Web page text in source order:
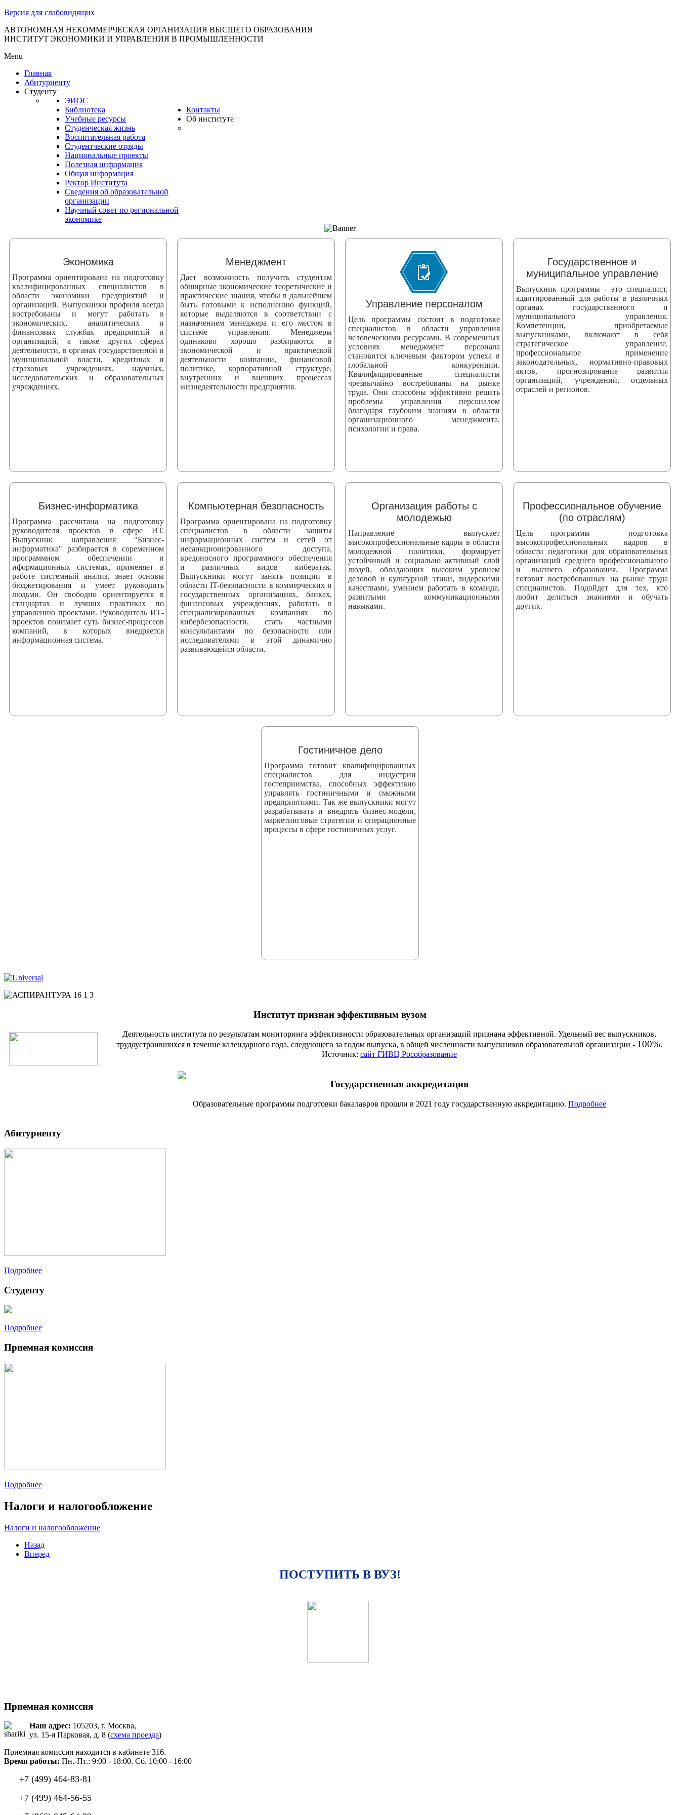
Версия для слабовидящих
АВТОНОМНАЯ НЕКОММЕРЧЕСКАЯ ОРГАНИЗАЦИЯ ВЫСШЕГО ОБРАЗОВАНИЯ
ИНСТИТУТ ЭКОНОМИКИ И УПРАВЛЕНИЯ В ПРОМЫШЛЕННОСТИ
Menu
Главная
Абитуриенту
Студенту
ЭИОС
Библиотека
Учебные ресурсы
Студенческая жизнь
Воспитательная работа
Студентческие отряды
Национальные проекты
Полезная информация
Контакты
Об институте
Общая информация
Ректор Института
Сведения об образовательной
организации
Научный совет по региональной
экономике
Экономика
Программа ориентирована на подготовку
квалифицированных специалистов в
области экономики предприятий и
организаций. Выпускники профиля всегда
востребованы и могут работать в
экономических, аналитических и
финансовых службах предприятий и
организаций, а также других сферах
деятельности, в органах государственной и
муниципальной власти, кредитных и
страховых учреждениях, научных,
исследовательских и образовательных
учреждениях.
Менеджмент
Дает возможность получить студентам
обширные экономические теоретические и
практические знания, чтобы в дальнейшем
быть готовыми к исполнению функций,
которые выделяются в соответствии с
назначением менеджера и его местом в
системе управления. Менеджеры
одинаково хорошо разбираются в
экономической и практической
деятельности компании, финансовой
политике, корпоративной структуре,
внутренних и внешних процессах
жизнедеятельности предприятия.
Управление персоналом
Цель программы состоит в подготовке
специалистов в области управления
человеческими ресурсами. В современных
условиях менеджмент персонала
становится ключевым фактором успеха в
глобальной конкуренции.
Квалифицированные специалисты
чрезвычайно востребованы на рынке
труда. Они способны эффективно решать
проблемы управления персоналом
благодаря глубоким знаниям в области
организационного менеджмента,
психологии и права.
Государственное и
муниципальное управление
Выпускник программы - это специалист,
адаптированный для работы в различных
органах государственного и
муниципального управления.
Компетенции, приобретаемые
выпускниками, включают в себя
стратегическое управление,
профессиональное применение
законодательных, нормативно-правовых
актов, прогнозирование развития
организаций, учреждений, отдельных
отраслей и регионов.
Бизнес-информатика
Программа рассчитана на подготовку
руководителя проектов в сфере ИТ.
Выпускник направления "Бизнес-
информатика" разбирается в соременном
программном обеспечении и
иформационных системах, применяет в
работе системный анализ, знает основы
бюджетирования и умеет руководить
людьми. Он свободно ориентируется в
стандартах и лучших практиках по
управлению проектами. Руководитель ИТ-
проектов понимает суть бизнес-процессов
компаний, в которых внедряется
информационная система.
Компьютерная безопасность
Программа ориентирована на подготовку
специалистов в области защиты
информационных систем и сетей от
несанкционированного доступа,
вредоносного программного обеспечения
и различных видов кибератак.
Выпускники могут занять позиции в
области IT-безопасности в коммерческих и
государственных организациях, банках,
финансовых учреждениях, работать в
специализированных компаниях по
кибербезопасности, стать частными
консультантами по безопасности или
исследователями в этой динамично
развивающейся области.
Организация работы с
молодежью
Направление выпускает
высокопрофессиональные кадры в области
молодежной политики, формирует
устойчивый и социально активный слой
людей, обладающих высоким уровнем
деловой и культурной этики, лидерскими
качествами, умением работать в команде,
развитыми коммуникационными
навыками.
Профессиональное обучение
(по отраслям)
Цель программы – подготовка
высокопрофессиональных кадров в
области педагогики для образовательных
организаций среднего профессионального
и высшего образования. Программа
готовит востребованных на рынке труда
специалистов. Подойдет для тех, кто
любит делиться знаниями и обучать
других.
Гостиничное дело
Программа готовит квалифицированных
специалистов для индустрии
гостеприимства, способных эффективно
управлять гостиничными и смежными
предприятиями. Так же выпускники могут
разрабатывать и внедрять бизнес‑модели,
маркетинговые стратегии и операционные
процессы в сфере гостиничных услуг.
Институт признан эффективным вузом
Деятельность института по результатам мониторинга эффективности образовательных организаций признана эффективной. Удельный вес выпускников,
трудоустроившихся в течение календарного года, следующего за годом выпуска, в общей численности выпускников образовательной организации - 100%.
Источник: сайт ГИВЦ Рособразование
Государственная аккредитация
Образовательные программы подготовки бакалавров прошли в 2021 году государственную аккредитацию. Подробнее
Абитуриенту
Подробнее
Студенту
Подробнее
Приемная комиссия
Подробнее
Налоги и налогообложение
Налоги и налогообложение
Назад
Вперед
ПОСТУПИТЬ В ВУЗ!
Приемная комиссия
Наш адрес: 105203, г. Москва,
ул. 15-я Парковая, д. 8 (схема проезда)
Приемная комиссия находится в кабинете 316.
Время работы: Пн.-Пт.: 9:00 - 18:00. Сб. 10:00 - 16:00
+7 (499) 464-83-81
+7 (499) 464-56-55